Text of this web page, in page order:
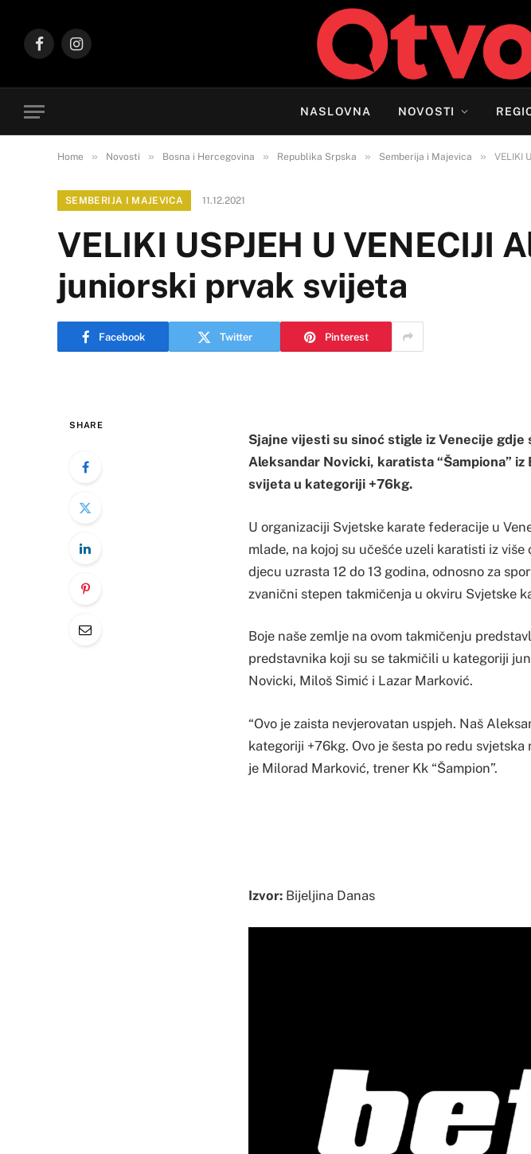
FacebookInstagram
NASLOVNA NOVOSTI
Home » Novosti » Bosna i Hercegovina » Republika Srpska » Semberija i Majevica » VELIKI
SEMBERIJA I MAJEVICA 11.12.2021
VELIKI USPJEH U VENECIJI
juniorski prvak svijeta
Facebook Twitter Pinterest
SHARE
Sjajne vijesti su sinoć stigle iz Venecije
Aleksandar Novicki, karatista “Šampiona”
svijeta u kategoriji +76kg.
U organizaciji Svjetske karate federacije u
mlade, na kojoj su učešće uzeli karatisti iz
djecu uzrasta 12 do 13 godina, odnosno za
zvanični stepen takmičenja u okviru Svjetske
Boje naše zemlje na ovom takmičenju
predstavnika koji su se takmičili u kategoriji
Novicki, Miloš Simić i Lazar Marković.
“Ovo je zaista nevjerovatan uspjeh. Naš
kategoriji +76kg. Ovo je šesta po redu
je Milorad Marković, trener Kk “Šampion”.
Izvor: Bijeljina Danas